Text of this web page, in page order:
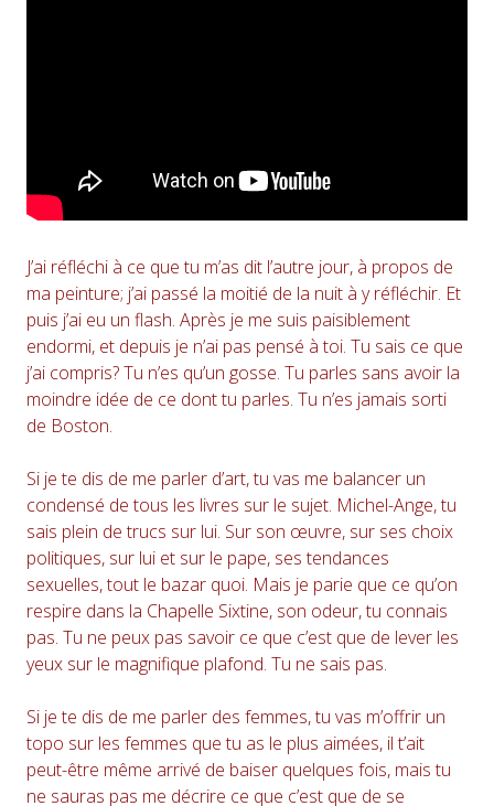
J’ai réfléchi à ce que tu m’as dit l’autre jour, à propos de
ma peinture; j’ai passé la moitié de la nuit à y réfléchir. Et
puis j’ai eu un flash. Après je me suis paisiblement
endormi, et depuis je n’ai pas pensé à toi. Tu sais ce que
j’ai compris? Tu n’es qu’un gosse. Tu parles sans avoir la
moindre idée de ce dont tu parles. Tu n’es jamais sorti
de Boston.
Si je te dis de me parler d’art, tu vas me balancer un
condensé de tous les livres sur le sujet. Michel-Ange, tu
sais plein de trucs sur lui. Sur son œuvre, sur ses choix
politiques, sur lui et sur le pape, ses tendances
sexuelles, tout le bazar quoi. Mais je parie que ce qu’on
respire dans la Chapelle Sixtine, son odeur, tu connais
pas. Tu ne peux pas savoir ce que c’est que de lever les
yeux sur le magnifique plafond. Tu ne sais pas.
Si je te dis de me parler des femmes, tu vas m’offrir un
topo sur les femmes que tu as le plus aimées, il t’ait
peut-être même arrivé de baiser quelques fois, mais tu
ne sauras pas me décrire ce que c’est que de se